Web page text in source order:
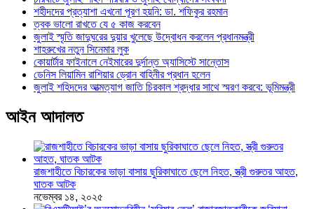
শহীদদের প্রত্যাশা এখনো পূরণ হয়নি: ডা. শফিকুর রহমান
ত্বক ভালো রাখতে যে ৫ কাজ করবেন
জুলাই স্মৃতি জাদুঘরের দুয়ার খুলেছে উদ্বোধন করলেন প্রধানমন্ত্রী
শাহরুখের নতুন সিনেমার লুক
কোয়ার্টার ফাইনালে নেইমারের দুর্দান্ত অ্যাসিস্টে সান্তোস
ডেনিস লিয়ামিন রাশিয়ার ড্রোন বাহিনীর প্রধান হলেন
জুলাই শহিদদের আত্মত্যাগ জাতি চিরকাল শ্রদ্ধার সাথে স্মরণ করবে: ভূমিমন্ত্রী
আইন আদালত
রাজশাহীতে বিচারকের ভাড়া বাসায় ছুরিকাঘাতে ছেলে নিহত, স্ত্রী গুরুতর আহত,
ঘাতক আটক
নভেম্বর ১৪, ২০২৫